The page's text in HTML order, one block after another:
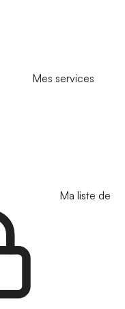
Mes services
Ma liste de